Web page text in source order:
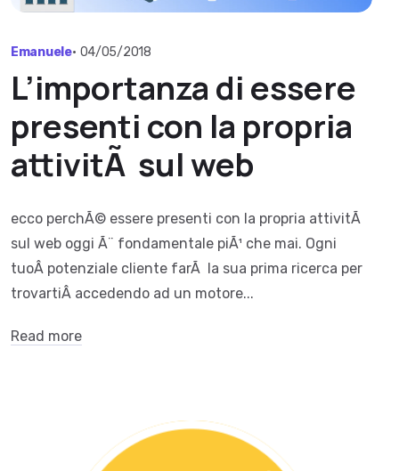
Emanuele• 04/05/2018
L’importanza di essere
presenti con la propria
attivitÃ sul web
ecco perchÃ© essere presenti con la propria attivitÃ
sul web oggi Ã¨ fondamentale piÃ¹ che mai. Ogni
tuoÂ potenziale cliente farÃ la sua prima ricerca per
trovartiÂ accedendo ad un motore...
Read more